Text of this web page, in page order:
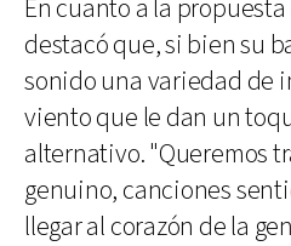
En cuanto a la
destacó que, si bien su
sonido una variedad de
viento que le dan un
alternativo. "Queremos
genuino, canciones
llegar al corazón de la